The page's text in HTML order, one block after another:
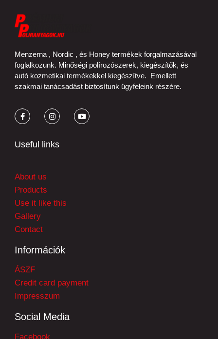
Menzerna , Nordic , és Honey termékek forgalmazásával
foglalkozunk. Minőségi polírozószerek, kiegészítők, és
autó kozmetikai termékekkel kiegészítve. Emellett
szakmai tanácsadást biztosítunk ügyfeleink részére.
Useful links
About us
Products
Use it like this
Gallery
Contact
Információk
ÁSZF
Credit card payment
Impresszum
Social Media
Facebook